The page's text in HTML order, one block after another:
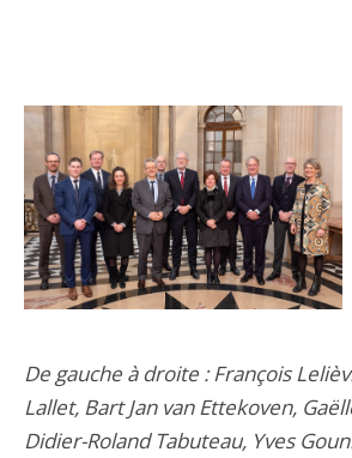
De gauche à droite : François
Lallet, Bart Jan van Ettekoven,
Didier-Roland Tabuteau, Yves